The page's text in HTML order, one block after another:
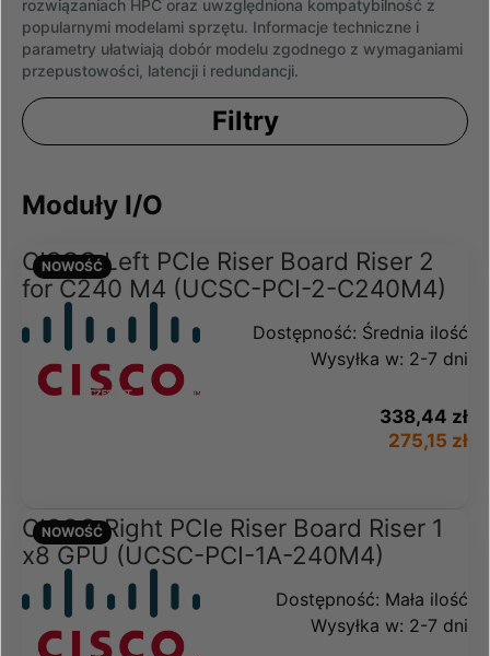
rozwiązaniach HPC oraz uwzględniona kompatybilność z
popularnymi modelami sprzętu. Informacje techniczne i
parametry ułatwiają dobór modelu zgodnego z wymaganiami
przepustowości, latencji i redundancji.
Filtry
Moduły I/O
CISCO Left PCIe Riser Board Riser 2
for C240 M4 (UCSC-PCI-2-C240M4)
Dostępność: Średnia ilość
Wysyłka w: 2-7 dni
338,44 zł
275,15 zł
NOWOŚĆ
CISCO Right PCIe Riser Board Riser 1
x8 GPU (UCSC-PCI-1A-240M4)
Dostępność: Mała ilość
Wysyłka w: 2-7 dni
NOWOŚĆ